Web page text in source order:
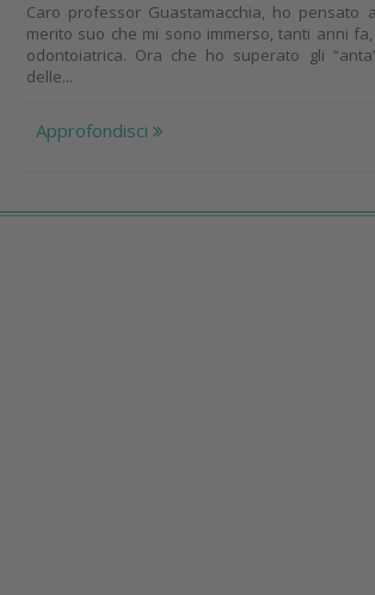
Caro professor Guastamacchia, ho pensato
merito suo che mi sono immerso, tanti anni
odontoiatrica. Ora che ho superato gli
delle...
Approfondisci